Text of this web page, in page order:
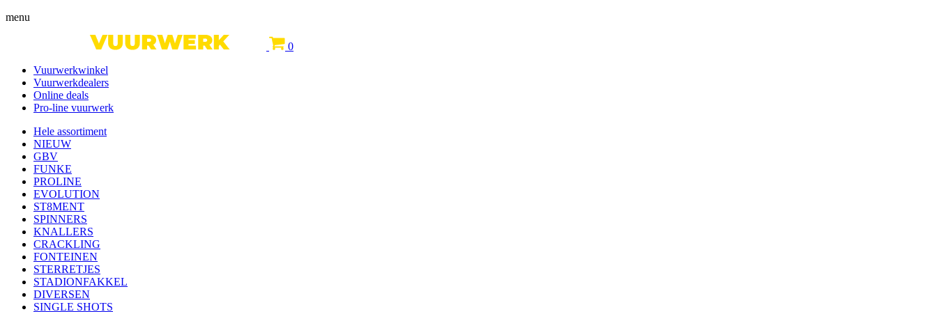
menu
0
Vuurwerkwinkel
Vuurwerkdealers
Online deals
Pro-line vuurwerk
Hele assortiment
NIEUW
GBV
FUNKE
PROLINE
EVOLUTION
ST8MENT
SPINNERS
KNALLERS
CRACKLING
FONTEINEN
STERRETJES
STADIONFAKKEL
DIVERSEN
SINGLE SHOTS